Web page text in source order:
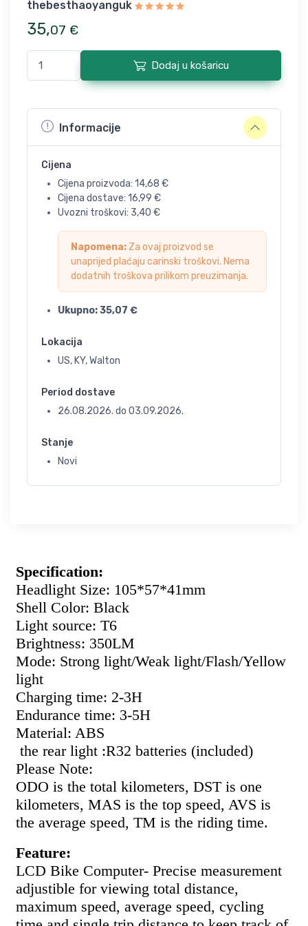
thebesthaoyanguk
35,07 €
Dodaj u košaricu
Informacije
Cijena
Cijena proizvoda: 14,68 €
Cijena dostave: 16,99 €
Uvozni troškovi: 3,40 €
Napomena: Za ovaj proizvod se
unaprijed plaćaju carinski troškovi. Nema
dodatnih troškova prilikom preuzimanja.
Ukupno:35,07 €
Lokacija
US, KY, Walton
Period dostave
26.08.2026. do 03.09.2026.
Stanje
Novi